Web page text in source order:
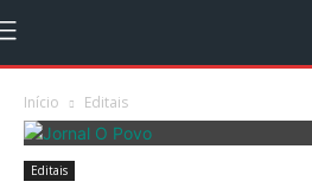
Início Editais
Editais